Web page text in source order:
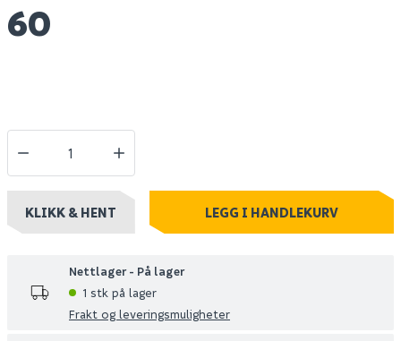
60
KLIKK & HENT LEGG I HANDLEKURV
Nettlager - På lager
1 stk på lager
Frakt og leveringsmuligheter